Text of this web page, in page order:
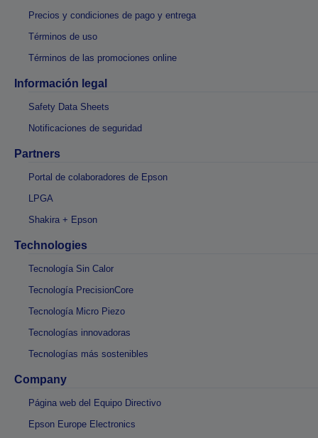
Precios y condiciones de pago y entrega
Términos de uso
Términos de las promociones online
Información legal
Safety Data Sheets
Notificaciones de seguridad
Partners
Portal de colaboradores de Epson
LPGA
Shakira + Epson
Technologies
Tecnología Sin Calor
Tecnología PrecisionCore
Tecnología Micro Piezo
Tecnologías innovadoras
Tecnologías más sostenibles
Company
Página web del Equipo Directivo
Epson Europe Electronics